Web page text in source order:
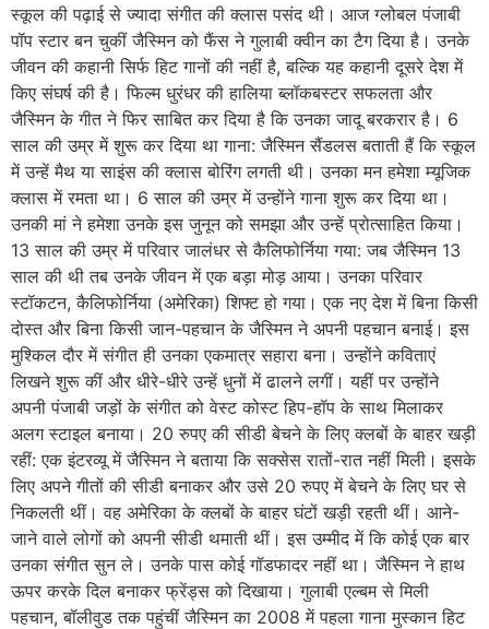
स्कूल की पढ़ाई से ज्यादा संगीत की क्लास पसंद थी। आज ग्लोबल पंजाबी
पॉप स्टार बन चुकीं जैस्मिन को फैंस ने गुलाबी क्वीन का टैग दिया है। उनके
जीवन की कहानी सिर्फ हिट गानों की नहीं है, बल्कि यह कहानी दूसरे देश में
किए संघर्ष की है। फिल्म धुरंधर की हालिया ब्लॉकबस्टर सफलता और
जैस्मिन के गीत ने फिर साबित कर दिया है कि उनका जादू बरकरार है। 6
साल की उम्र में शुरू कर दिया था गाना: जैस्मिन सैंडलस बताती हैं कि स्कूल
में उन्हें मैथ या साइंस की क्लास बोरिंग लगती थी। उनका मन हमेशा म्यूजिक
क्लास में रमता था। 6 साल की उम्र में उन्होंने गाना शुरू कर दिया था।
उनकी मां ने हमेशा उनके इस जुनून को समझा और उन्हें प्रोत्साहित किया।
13 साल की उम्र में परिवार जालंधर से कैलिफोर्निया गया: जब जैस्मिन 13
साल की थी तब उनके जीवन में एक बड़ा मोड़ आया। उनका परिवार
स्टॉकटन, कैलिफोर्निया (अमेरिका) शिफ्ट हो गया। एक नए देश में बिना किसी
दोस्त और बिना किसी जान-पहचान के जैस्मिन ने अपनी पहचान बनाई। इस
मुश्किल दौर में संगीत ही उनका एकमात्र सहारा बना। उन्होंने कविताएं
लिखने शुरू कीं और धीरे-धीरे उन्हें धुनों में ढालने लगीं। यहीं पर उन्होंने
अपनी पंजाबी जड़ों के संगीत को वेस्ट कोस्ट हिप-हॉप के साथ मिलाकर
अलग स्टाइल बनाया। 20 रुपए की सीडी बेचने के लिए क्लबों के बाहर खड़ी
रहीं: एक इंटरव्यू में जैस्मिन ने बताया कि सक्सेस रातों-रात नहीं मिली। इसके
लिए अपने गीतों की सीडी बनाकर और उसे 20 रुपए में बेचने के लिए घर से
निकलती थीं। वह अमेरिका के क्लबों के बाहर घंटों खड़ी रहती थीं। आने-
जाने वाले लोगों को अपनी सीडी थमाती थीं। इस उम्मीद में कि कोई एक बार
उनका संगीत सुन ले। उनके पास कोई गॉडफादर नहीं था। जैस्मिन ने हाथ
ऊपर करके दिल बनाकर फ्रेंड्स को दिखाया। गुलाबी एल्बम से मिली
पहचान, बॉलीवुड तक पहुंचीं जैस्मिन का 2008 में पहला गाना मुस्कान हिट